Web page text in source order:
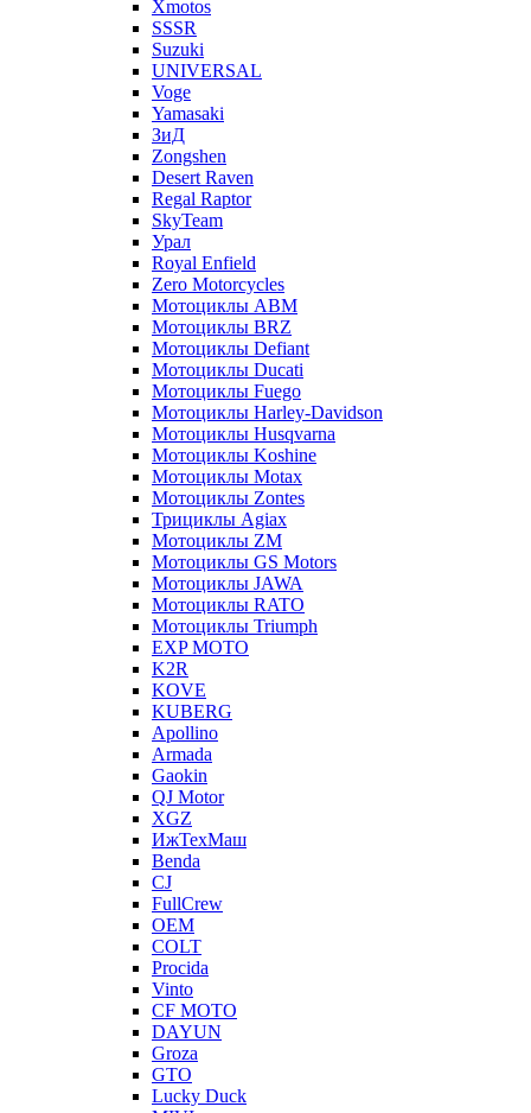
Xmotos
SSSR
Suzuki
UNIVERSAL
Voge
Yamasaki
ЗиД
Zongshen
Desert Raven
Regal Raptor
SkyTeam
Урал
Royal Enfield
Zero Motorcycles
Мотоциклы ABM
Мотоциклы BRZ
Мотоциклы Defiant
Мотоциклы Ducati
Мотоциклы Fuego
Мотоциклы Harley-Davidson
Мотоциклы Husqvarna
Мотоциклы Koshine
Мотоциклы Motax
Мотоциклы Zontes
Трициклы Agiax
Мотоциклы ZM
Мотоциклы GS Motors
Мотоциклы JAWA
Мотоциклы RATO
Мотоциклы Triumph
EXP MOTO
K2R
KOVE
KUBERG
Apollino
Armada
Gaokin
QJ Motor
XGZ
ИжТехМаш
Benda
CJ
FullCrew
OEM
COLT
Procida
Vinto
CF MOTO
DAYUN
Groza
GTO
Lucky Duck